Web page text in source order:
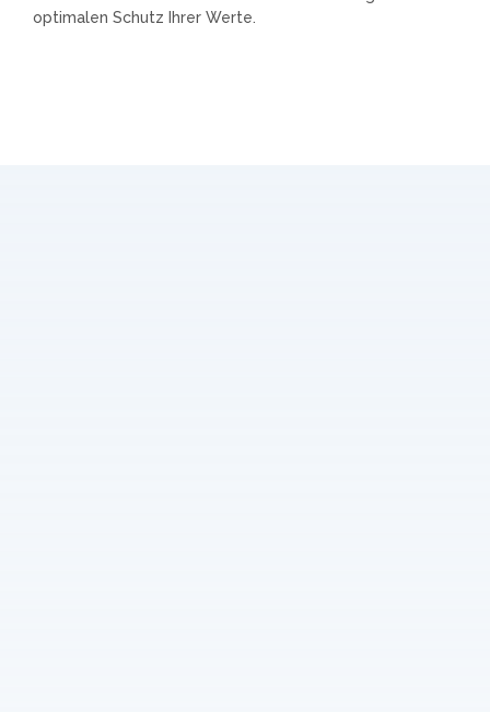
optimalen Schutz Ihrer Werte.